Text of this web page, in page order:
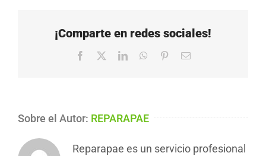
¡Comparte en redes sociales!
Facebook LinkedInWhatsApp
PinterestCorreo
Sobre el Autor: REPARAPAE
Reparapae es un servicio profesional